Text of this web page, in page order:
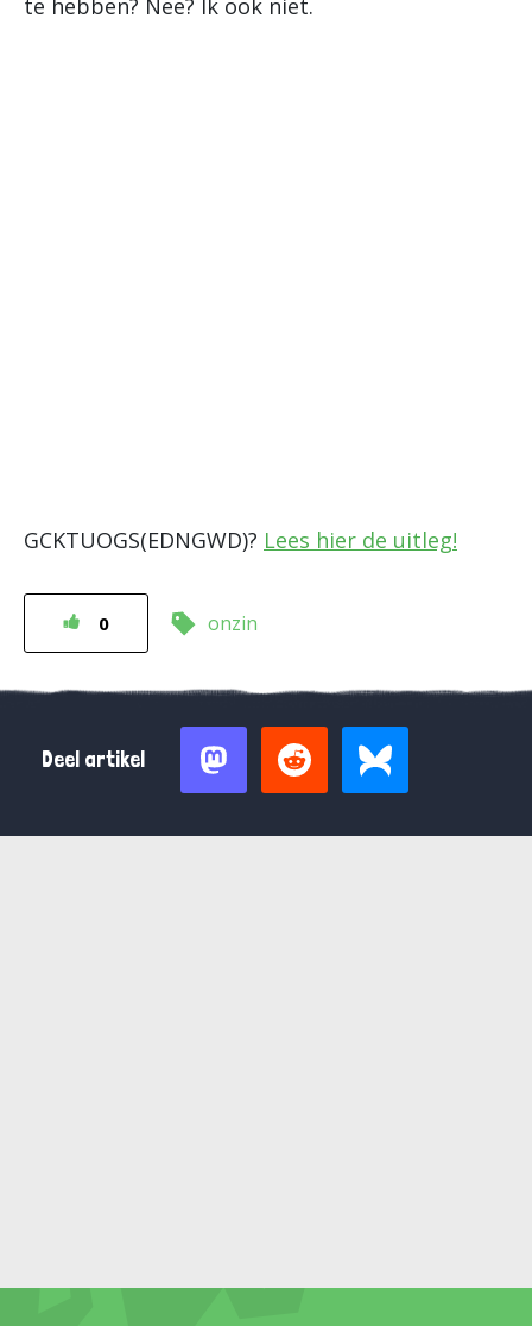
te hebben? Nee? Ik ook niet.
GCKTUOGS(EDNGWD)? Lees hier de uitleg!
0 onzin
Deel artikel